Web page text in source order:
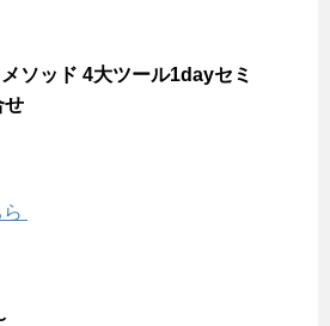
ソッド 4大ツール1dayセミ
せ